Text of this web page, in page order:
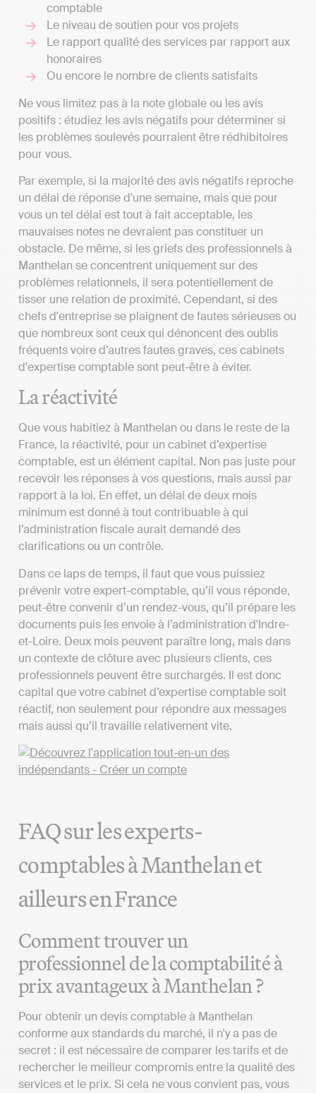
comptable
Le niveau de soutien pour vos projets
Le rapport qualité des services par rapport aux
honoraires
Ou encore le nombre de clients satisfaits
Ne vous limitez pas à la note globale ou les avis
positifs : étudiez les avis négatifs pour déterminer si
les problèmes soulevés pourraient être rédhibitoires
pour vous.
Par exemple, si la majorité des avis négatifs reproche
un délai de réponse d'une semaine, mais que pour
vous un tel délai est tout à fait acceptable, les
mauvaises notes ne devraient pas constituer un
obstacle. De même, si les griefs des professionnels à
Manthelan se concentrent uniquement sur des
problèmes relationnels, il sera potentiellement de
tisser une relation de proximité. Cependant, si des
chefs d'entreprise se plaignent de fautes sérieuses ou
que nombreux sont ceux qui dénoncent des oublis
fréquents voire d’autres fautes graves, ces cabinets
d'expertise comptable sont peut-être à éviter.
La réactivité
Que vous habitiez à Manthelan ou dans le reste de la
France, la réactivité, pour un cabinet d’expertise
comptable, est un élément capital. Non pas juste pour
recevoir les réponses à vos questions, mais aussi par
rapport à la loi. En effet, un délai de deux mois
minimum est donné à tout contribuable à qui
l’administration fiscale aurait demandé des
clarifications ou un contrôle.
Dans ce laps de temps, il faut que vous puissiez
prévenir votre expert-comptable, qu’il vous réponde,
peut-être convenir d’un rendez-vous, qu’il prépare les
documents puis les envoie à l’administration d'Indre-
et-Loire. Deux mois peuvent paraître long, mais dans
un contexte de clôture avec plusieurs clients, ces
professionnels peuvent être surchargés. Il est donc
capital que votre cabinet d’expertise comptable soit
réactif, non seulement pour répondre aux messages
mais aussi qu’il travaille relativement vite.
FAQ sur les experts-
comptables à Manthelan et
ailleurs en France
Comment trouver un
professionnel de la comptabilité à
prix avantageux à Manthelan ?
Pour obtenir un devis comptable à Manthelan
conforme aux standards du marché, il n'y a pas de
secret : il est nécessaire de comparer les tarifs et de
rechercher le meilleur compromis entre la qualité des
services et le prix. Si cela ne vous convient pas, vous